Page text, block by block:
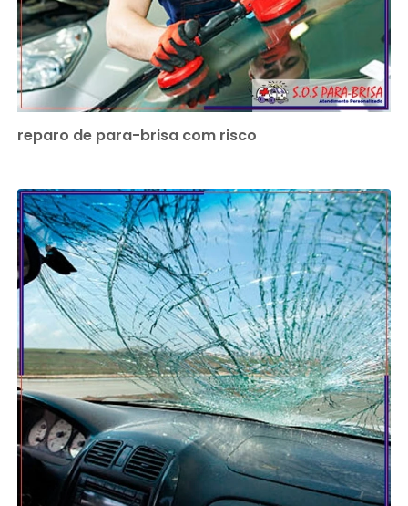
reparo de para-brisa com risco